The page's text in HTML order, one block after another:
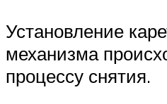
Установление
механизма
процессу снятия.